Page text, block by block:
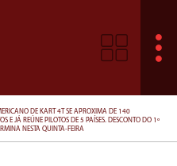
DE KART 4T SE APROXIMA DE 140
E JÁ REÚNE PILOTOS DE 5 PAÍSES. DESCONTO DO 1º
NESTA QUINTA-FEIRA